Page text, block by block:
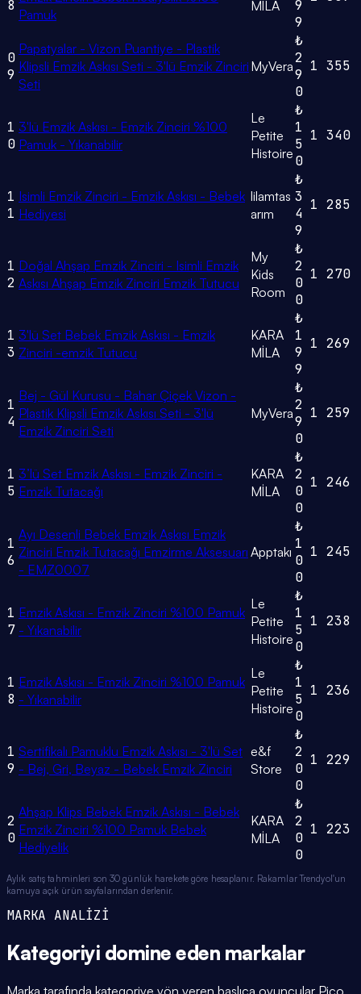
8
Pamuk
MİLA
9
9
0
9
Papatyalar - Vizon Puantiye - Plastik
Klipsli Emzik Askısı Seti - 3'lü Emzik Zinciri
Seti
MyVera
₺
2
9
0
1 355
1
0
3'lü Emzik Askısı - Emzik Zinciri %100
Pamuk - Yıkanabilir
Le
Petite
Histoire
₺
1
5
0
1 340
1
1
Isimli Emzik Zinciri - Emzik Askısı - Bebek
Hediyesi
lilamtas
arım
₺
3
4
9
1 285
1
2
Doğal Ahşap Emzik Zinciri - Isimli Emzik
Askısı Ahşap Emzik Zinciri Emzik Tutucu
My
Kids
Room
₺
2
0
0
1 270
1
3
3'lü Set Bebek Emzik Askısı - Emzik
Zinciri -emzik Tutucu
KARA
MİLA
₺
1
9
9
1 269
1
4
Bej - Gül Kurusu - Bahar Çiçek Vizon -
Plastik Klipsli Emzik Askısı Seti - 3'lü
Emzik Zinciri Seti
MyVera
₺
2
9
0
1 259
1
5
3’lü Set Emzik Askısı - Emzik Zinciri -
Emzik Tutacağı
KARA
MİLA
₺
2
0
0
1 246
1
6
Ayı Desenli Bebek Emzik Askısı Emzik
Zinciri Emzik Tutacağı Emzirme Aksesuarı
- EMZ0007
Apptakı
₺
1
0
0
1 245
1
7
Emzik Askısı - Emzik Zinciri %100 Pamuk
- Yıkanabilir
Le
Petite
Histoire
₺
1
5
0
1 238
1
8
Emzik Askısı - Emzik Zinciri %100 Pamuk
- Yıkanabilir
Le
Petite
Histoire
₺
1
5
0
1 236
1
9
Sertifikalı Pamuklu Emzik Askısı - 3'lü Set
- Bej, Gri, Beyaz - Bebek Emzik Zinciri
e&f
Store
₺
2
0
0
1 229
2
0
Ahşap Klips Bebek Emzik Askısı - Bebek
Emzik Zinciri %100 Pamuk Bebek
Hediyelik
KARA
MİLA
₺
2
0
0
1 223
Aylık satış tahminleri son 30 günlük harekete göre hesaplanır. Rakamlar Trendyol'un
kamuya açık ürün sayfalarından derlenir.
MARKA ANALİZİ
Kategoriyi domine eden markalar